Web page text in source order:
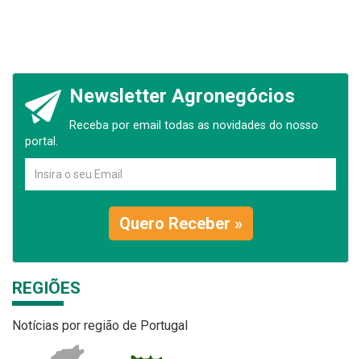
Newsletter Agronegócios
Receba por email todas as novidades do nosso
portal.
Quero Receber »
REGIÕES
Notícias por região de Portugal